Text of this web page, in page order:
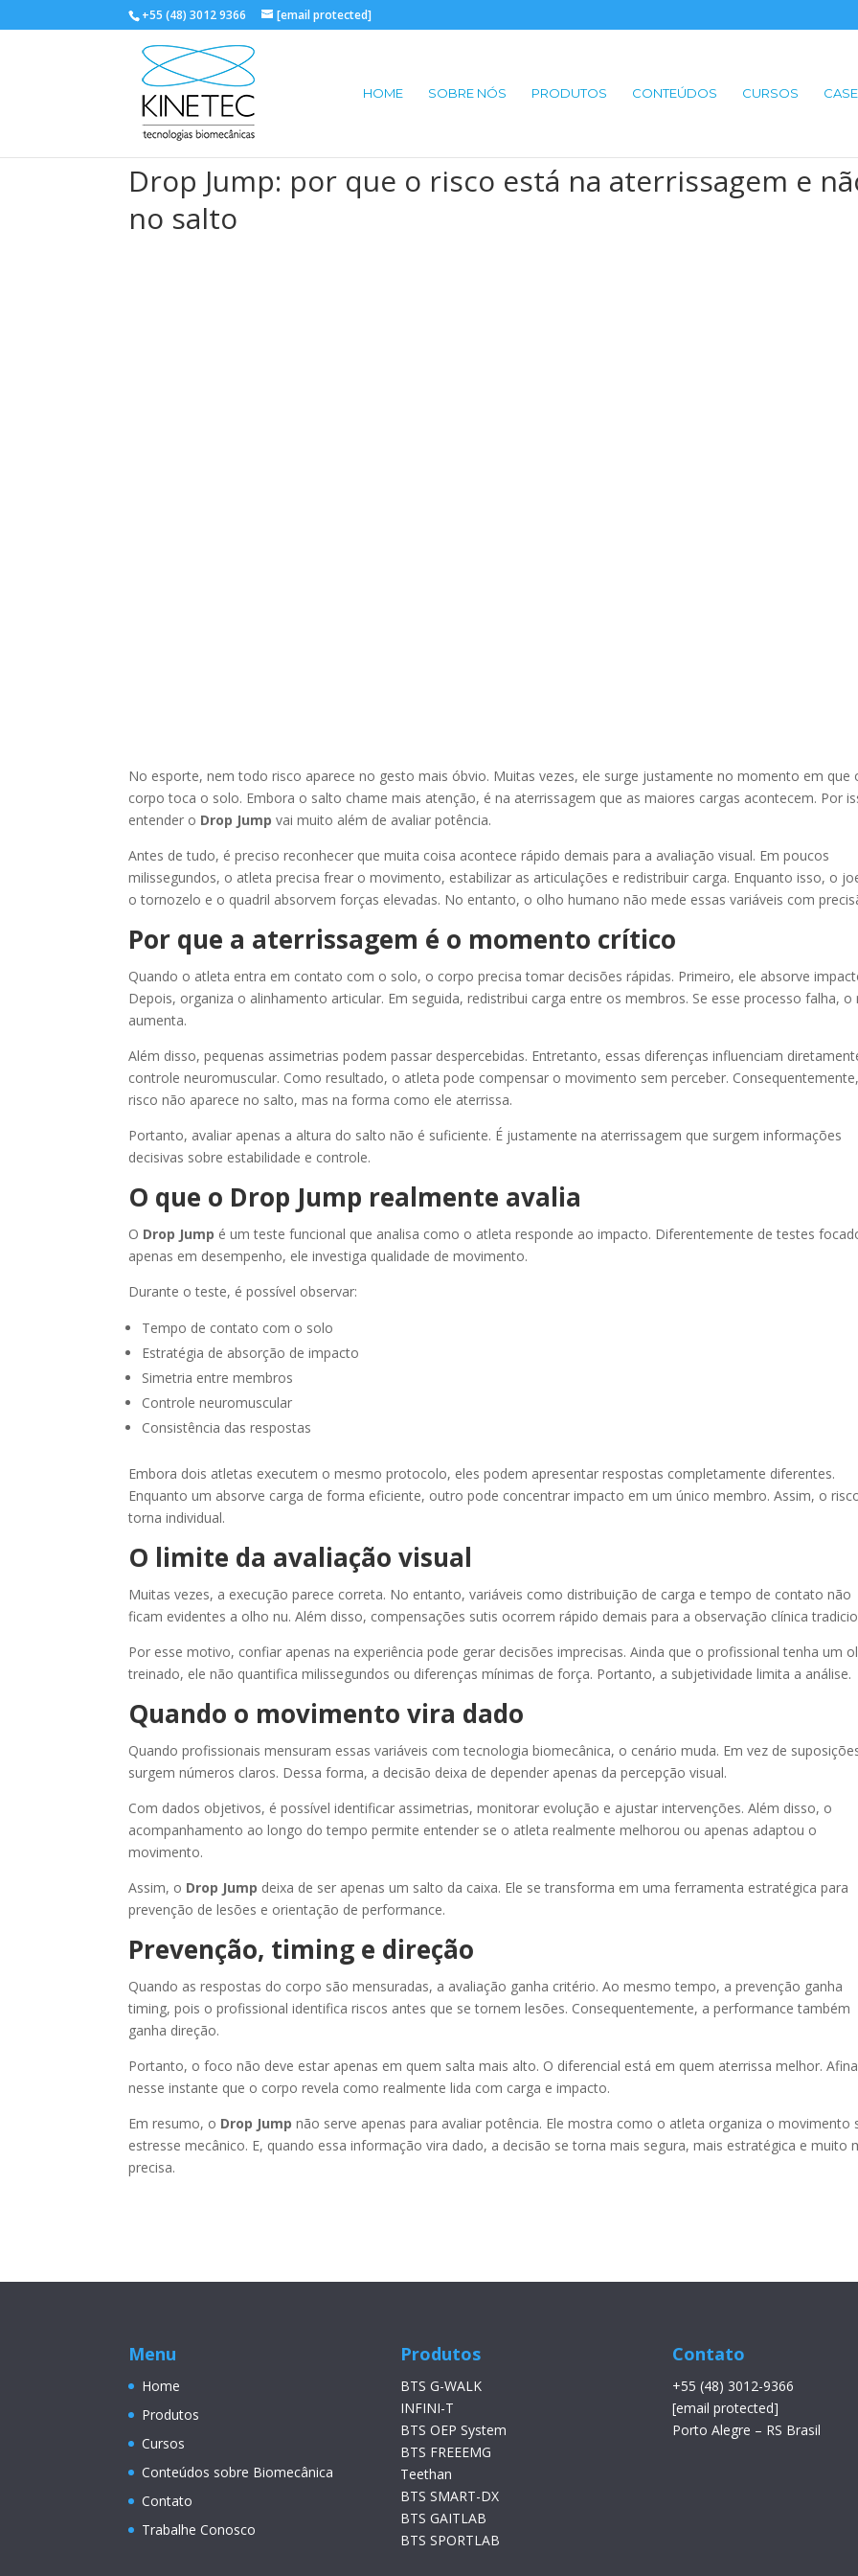
+55 (48) 3012 9366 [email protected]
HOME SOBRE NÓS PRODUTOS CONTEÚDOS CURSOS
Drop Jump: por que o risco está na aterrissagem e
no salto
No esporte, nem todo risco aparece no gesto mais óbvio. Muitas vezes, ele surge justamente no momento em que
corpo toca o solo. Embora o salto chame mais atenção, é na aterrissagem que as maiores cargas acontecem. Por
entender o Drop Jump vai muito além de avaliar potência.
Antes de tudo, é preciso reconhecer que muita coisa acontece rápido demais para a avaliação visual. Em poucos
milissegundos, o atleta precisa frear o movimento, estabilizar as articulações e redistribuir carga. Enquanto isso, o
o tornozelo e o quadril absorvem forças elevadas. No entanto, o olho humano não mede essas variáveis com
Por que a aterrissagem é o momento crítico
Quando o atleta entra em contato com o solo, o corpo precisa tomar decisões rápidas. Primeiro, ele absorve
Depois, organiza o alinhamento articular. Em seguida, redistribui carga entre os membros. Se esse processo falha, o
aumenta.
Além disso, pequenas assimetrias podem passar despercebidas. Entretanto, essas diferenças influenciam
controle neuromuscular. Como resultado, o atleta pode compensar o movimento sem perceber.
risco não aparece no salto, mas na forma como ele aterrissa.
Portanto, avaliar apenas a altura do salto não é suficiente. É justamente na aterrissagem que surgem informações
decisivas sobre estabilidade e controle.
O que o Drop Jump realmente avalia
O Drop Jump é um teste funcional que analisa como o atleta responde ao impacto. Diferentemente de testes
apenas em desempenho, ele investiga qualidade de movimento.
Durante o teste, é possível observar:
Tempo de contato com o solo
Estratégia de absorção de impacto
Simetria entre membros
Controle neuromuscular
Consistência das respostas
Embora dois atletas executem o mesmo protocolo, eles podem apresentar respostas completamente diferentes.
Enquanto um absorve carga de forma eficiente, outro pode concentrar impacto em um único membro. Assim, o
torna individual.
O limite da avaliação visual
Muitas vezes, a execução parece correta. No entanto, variáveis como distribuição de carga e tempo de contato não
ficam evidentes a olho nu. Além disso, compensações sutis ocorrem rápido demais para a observação clínica
Por esse motivo, confiar apenas na experiência pode gerar decisões imprecisas. Ainda que o profissional tenha um
treinado, ele não quantifica milissegundos ou diferenças mínimas de força. Portanto, a subjetividade limita a análise.
Quando o movimento vira dado
Quando profissionais mensuram essas variáveis com tecnologia biomecânica, o cenário muda. Em vez de
surgem números claros. Dessa forma, a decisão deixa de depender apenas da percepção visual.
Com dados objetivos, é possível identificar assimetrias, monitorar evolução e ajustar intervenções. Além disso, o
acompanhamento ao longo do tempo permite entender se o atleta realmente melhorou ou apenas adaptou o
movimento.
Assim, o Drop Jump deixa de ser apenas um salto da caixa. Ele se transforma em uma ferramenta estratégica para
prevenção de lesões e orientação de performance.
Prevenção, timing e direção
Quando as respostas do corpo são mensuradas, a avaliação ganha critério. Ao mesmo tempo, a prevenção ganha
timing, pois o profissional identifica riscos antes que se tornem lesões. Consequentemente, a performance também
ganha direção.
Portanto, o foco não deve estar apenas em quem salta mais alto. O diferencial está em quem aterrissa melhor.
nesse instante que o corpo revela como realmente lida com carga e impacto.
Em resumo, o Drop Jump não serve apenas para avaliar potência. Ele mostra como o atleta organiza o movimento
estresse mecânico. E, quando essa informação vira dado, a decisão se torna mais segura, mais estratégica e muito
precisa.
Menu
Home
Produtos
Cursos
Conteúdos sobre Biomecânica
Contato
Trabalhe Conosco
Produtos
BTS G-WALK
INFINI-T
BTS OEP System
BTS FREEEMG
Teethan
BTS SMART-DX
BTS GAITLAB
BTS SPORTLAB
Contato
+55 (48) 3012-9366
[email protected]
Porto Alegre – RS Brasil